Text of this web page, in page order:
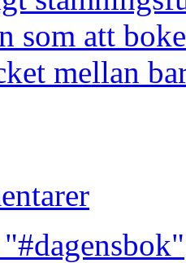
som att
mellan